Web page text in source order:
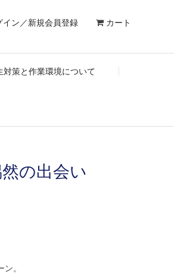
イン／新規会員登録 カート
対策と作業環境について
の出会い
。